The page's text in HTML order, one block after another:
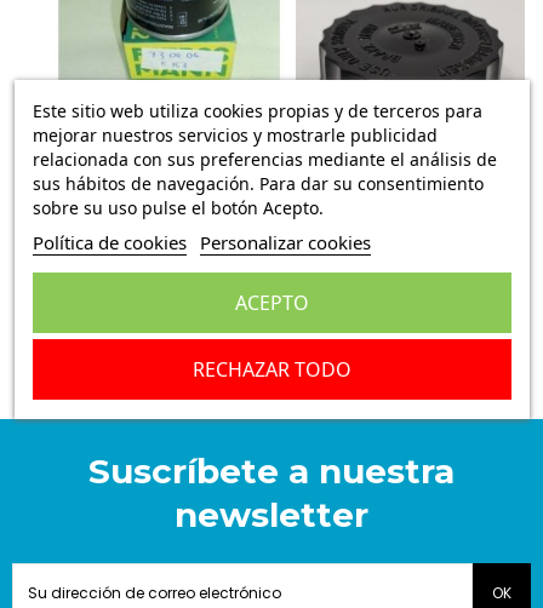
OPEL KADETT, OPEL ASCONA,
OPEL MANTA, OPEL GT OPEL
OLIMPIA
FRENOS ATE 03.3556-1164.2
OPEL 559072
Suscríbete a nuestra
newsletter
Este sitio web utiliza cookies propias y de terceros para
mejorar nuestros servicios y mostrarle publicidad
relacionada con sus preferencias mediante el análisis de
sus hábitos de navegación. Para dar su consentimiento
sobre su uso pulse el botón Acepto.
Política de cookies Personalizar cookies
RECHAZAR TODO
ACEPTO